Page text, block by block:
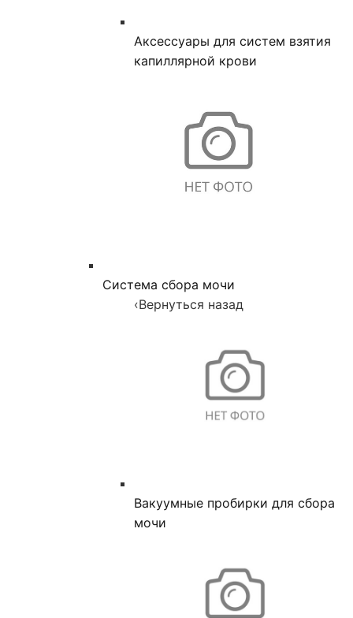
Аксессуары для систем взятия
капиллярной крови
Система сбора мочи
‹Вернуться назад
Вакуумные пробирки для сбора
мочи